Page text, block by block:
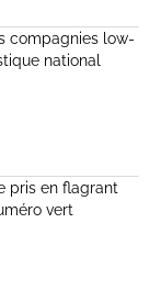
compagnies low-
national
pris en flagrant
vert